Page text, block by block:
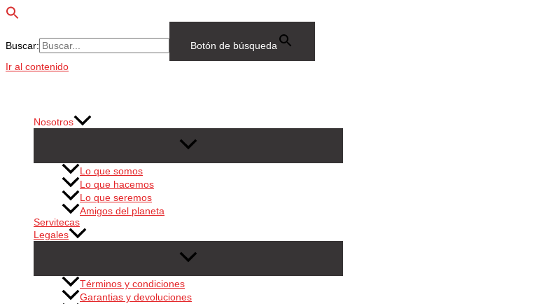
Buscar:
Botón de búsqueda
Ir al contenido
Nosotros
Lo que somos
Lo que hacemos
Lo que seremos
Amigos del planeta
Servitecas
Legales
Términos y condiciones
Garantias y devoluciones